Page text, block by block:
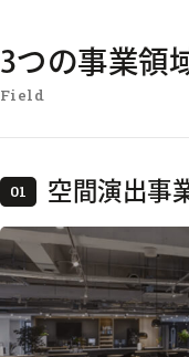
3つの事業領
Field
空間演出事